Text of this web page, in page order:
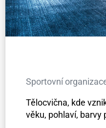
Sportovní
Tělocvična, kde
věku, pohlaví, barvy